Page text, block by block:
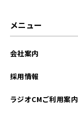
メニュー
会社案内
採用情報
ラジオCMご利用案内